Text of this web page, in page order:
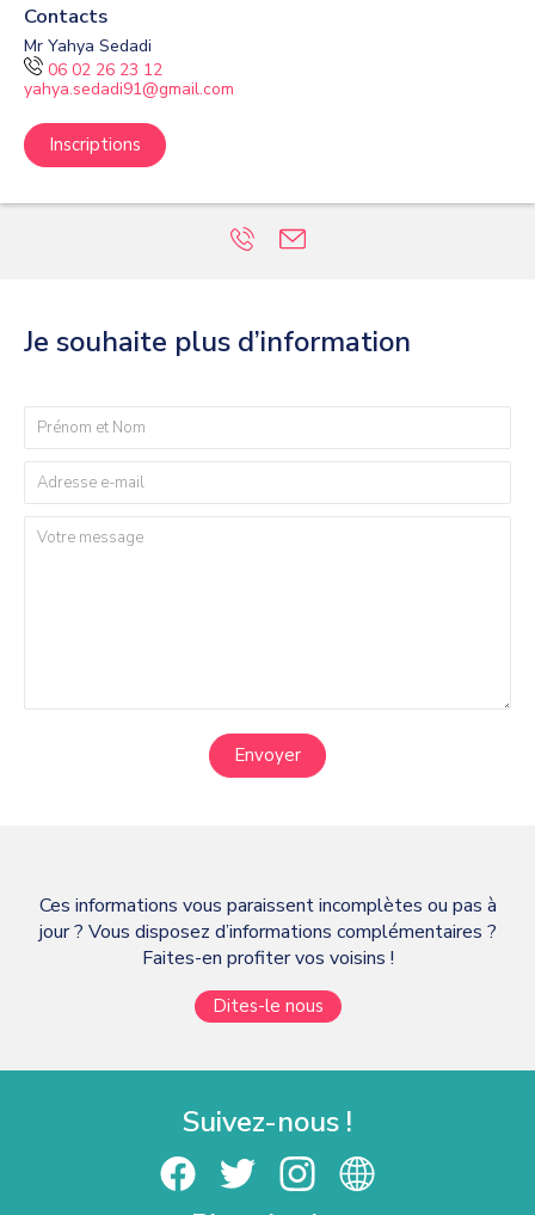
Contacts
Mr Yahya Sedadi
06 02 26 23 12
yahya.sedadi91@gmail.com
Inscriptions
Je souhaite plus d’information
Envoyer
Ces informations vous paraissent incomplètes ou pas à
jour ? Vous disposez d’informations complémentaires ?
Faites-en profiter vos voisins !
Dites-le nous
Suivez-nous !